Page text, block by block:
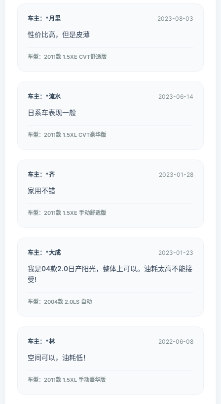
车主：*月里 2023-08-03
性价比高，但是皮薄
车型：2011款 1.5XE CVT舒适版
车主：*流水 2023-06-14
日系车表现一般
车型：2011款 1.5XL CVT豪华版
车主：*齐 2023-01-28
家用不错
车型：2011款 1.5XE 手动舒适版
车主：*大成 2023-01-23
我是04款2.0日产阳光，整体上可以。油耗太高不能接
受!
车型：2004款 2.0LS 自动
车主：*林 2022-06-08
空间可以，油耗低！
车型：2011款 1.5XL 手动豪华版